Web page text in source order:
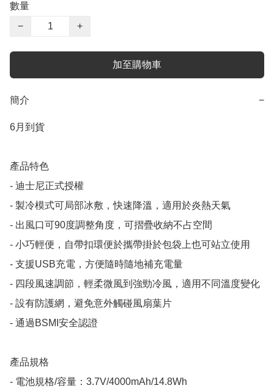
數量
−
+
加至購物車
簡介 −
6月到貨
產品特色
- 迪士尼正式授權
- 製冷模式可局部冰敷，快速降溫，適用於炎熱天氣
- 出風口可90度調整角度，可摺疊收納不占空間
- 小巧輕便，自帶扣環便於攜帶掛於包袋上也可站立使用
- 支援USB充電，方便隨時隨地補充電量
- 四段風速調節，輕柔微風到強勁冷風，適用不同溫度變化
- 設有防護網，避免意外觸碰風扇葉片
- 通過BSMI安全認證
產品規格
- 電池規格/容量：3.7V/4000mAh/14.8Wh